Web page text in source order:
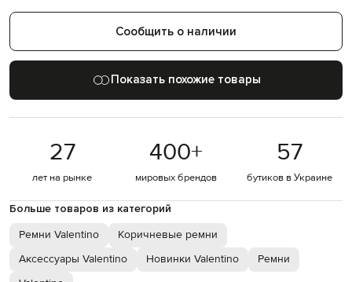
Сообщить о наличии
Показать похожие товары
27
лет на рынке
400+
мировых брендов
57
бутиков в Украине
Больше товаров из категорий
Ремни Valentino
Коричневые ремни
Аксессуары Valentino
Новинки Valentino
Ремни